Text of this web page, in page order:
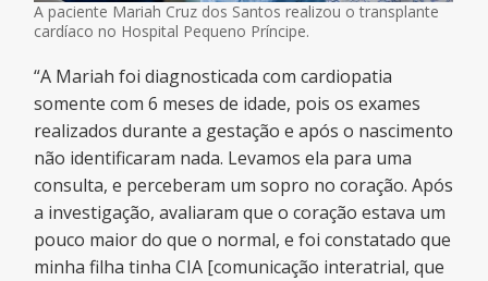
A paciente Mariah Cruz dos Santos realizou o transplante
cardíaco no Hospital Pequeno Príncipe.
“A Mariah foi diagnosticada com cardiopatia
somente com 6 meses de idade, pois os exames
realizados durante a gestação e após o nascimento
não identificaram nada. Levamos ela para uma
consulta, e perceberam um sopro no coração. Após
a investigação, avaliaram que o coração estava um
pouco maior do que o normal, e foi constatado que
minha filha tinha CIA [comunicação interatrial, que